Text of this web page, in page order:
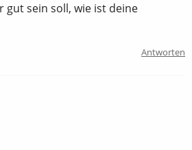
gut sein soll, wie ist deine
Antworten